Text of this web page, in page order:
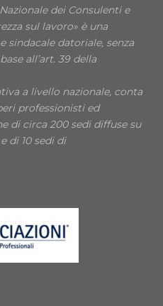
dei Consulenti e
sul lavoro» è una
sindacale datoriale, senza
all’art. 39 della
a livello nazionale, conta
professionisti ed
di circa 200 sedi diffuse su
di 10 sedi di